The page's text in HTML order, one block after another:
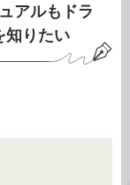
アルもドラ
知りたい